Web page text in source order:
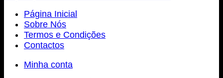
Página Inicial
Sobre Nós
Termos e Condições
Contactos
Minha conta